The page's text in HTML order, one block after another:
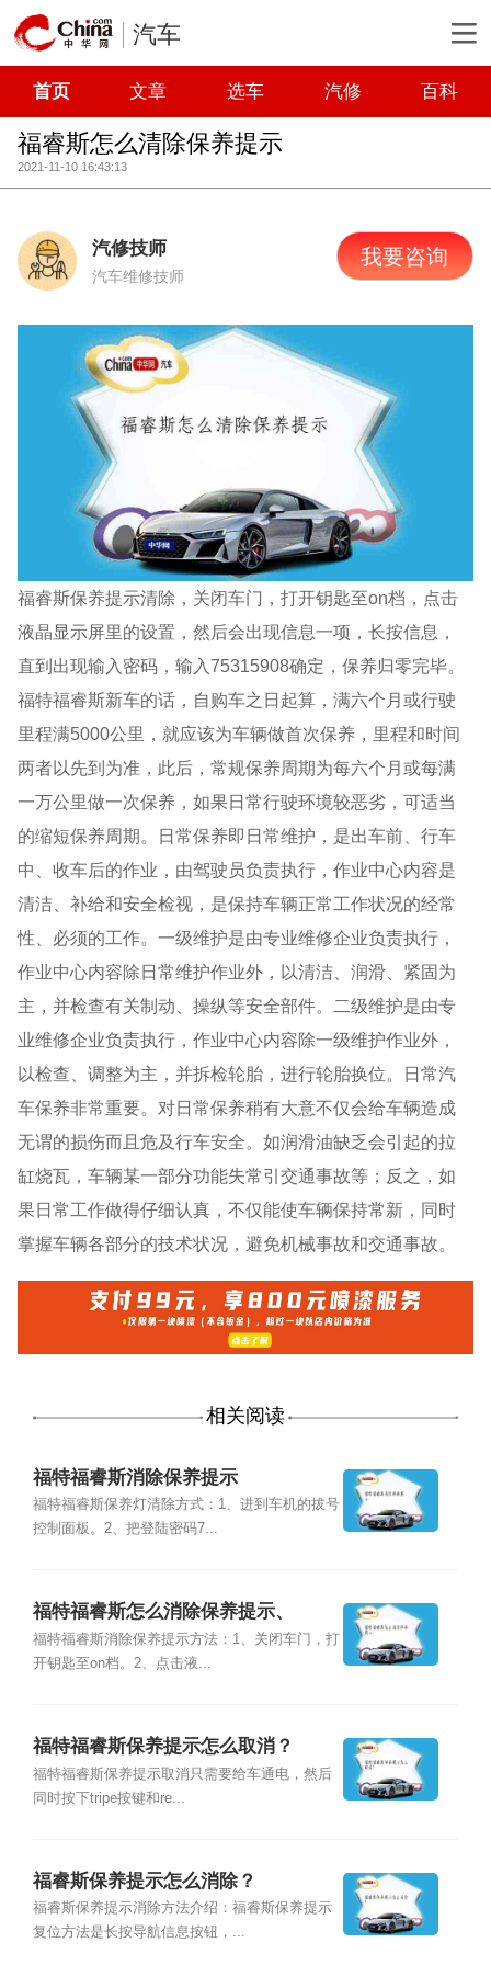
汽车
首页 文章 选车 汽修 百科
福睿斯怎么清除保养提示
2021-11-10 16:43:13
汽修技师
汽车维修技师
我要咨询
福睿斯保养提示清除，关闭车门，打开钥匙至on档，点击
液晶显示屏里的设置，然后会出现信息一项，长按信息，
直到出现输入密码，输入75315908确定，保养归零完毕。
福特福睿斯新车的话，自购车之日起算，满六个月或行驶
里程满5000公里，就应该为车辆做首次保养，里程和时间
两者以先到为准，此后，常规保养周期为每六个月或每满
一万公里做一次保养，如果日常行驶环境较恶劣，可适当
的缩短保养周期。日常保养即日常维护，是出车前、行车
中、收车后的作业，由驾驶员负责执行，作业中心内容是
清洁、补给和安全检视，是保持车辆正常工作状况的经常
性、必须的工作。一级维护是由专业维修企业负责执行，
作业中心内容除日常维护作业外，以清洁、润滑、紧固为
主，并检查有关制动、操纵等安全部件。二级维护是由专
业维修企业负责执行，作业中心内容除一级维护作业外，
以检查、调整为主，并拆检轮胎，进行轮胎换位。日常汽
车保养非常重要。对日常保养稍有大意不仅会给车辆造成
无谓的损伤而且危及行车安全。如润滑油缺乏会引起的拉
缸烧瓦，车辆某一部分功能失常引交通事故等；反之，如
果日常工作做得仔细认真，不仅能使车辆保持常新，同时
掌握车辆各部分的技术状况，避免机械事故和交通事故。
相关阅读
福特福睿斯消除保养提示
福特福睿斯保养灯清除方式：1、进到车机的拔号
控制面板。2、把登陆密码7...
福特福睿斯怎么消除保养提示、
福特福睿斯消除保养提示方法：1、关闭车门，打
开钥匙至on档。2、点击液...
福特福睿斯保养提示怎么取消？
福特福睿斯保养提示取消只需要给车通电，然后
同时按下tripe按键和re...
福睿斯保养提示怎么消除？
福睿斯保养提示消除方法介绍：福睿斯保养提示
复位方法是长按导航信息按钮，...